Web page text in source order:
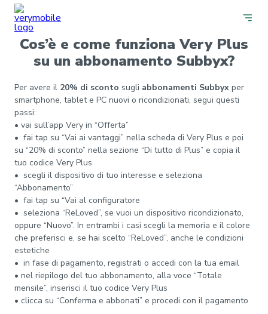
Cos’è e come funziona Very Plus
su un abbonamento Subbyx?
Per avere il 20% di sconto sugli abbonamenti Subbyx per
smartphone, tablet e PC nuovi o ricondizionati, segui questi
passi:
• vai sull’app Very in “Offerta”
• fai tap su “Vai ai vantaggi” nella scheda di Very Plus e poi
su “20% di sconto” nella sezione “Di tutto di Plus” e copia il
tuo codice Very Plus
• scegli il dispositivo di tuo interesse e seleziona
“Abbonamento”
• fai tap su “Vai al configuratore
• seleziona “ReLoved”, se vuoi un dispositivo ricondizionato,
oppure “Nuovo”. In entrambi i casi scegli la memoria e il colore
che preferisci e, se hai scelto “ReLoved”, anche le condizioni
estetiche
• in fase di pagamento, registrati o accedi con la tua email
• nel riepilogo del tuo abbonamento, alla voce “Totale
mensile”, inserisci il tuo codice Very Plus
• clicca su “Conferma e abbonati” e procedi con il pagamento